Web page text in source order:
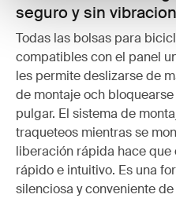
seguro y sin
Todas las bolsas para
compatibles con el panel
les permite deslizarse de
de montaje och
pulgar. El sistema de
traqueteos mientras se
liberación rápida hace
rápido e intuitivo. Es una
silenciosa y conveniente